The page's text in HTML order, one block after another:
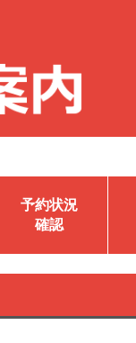
予約状況
確認